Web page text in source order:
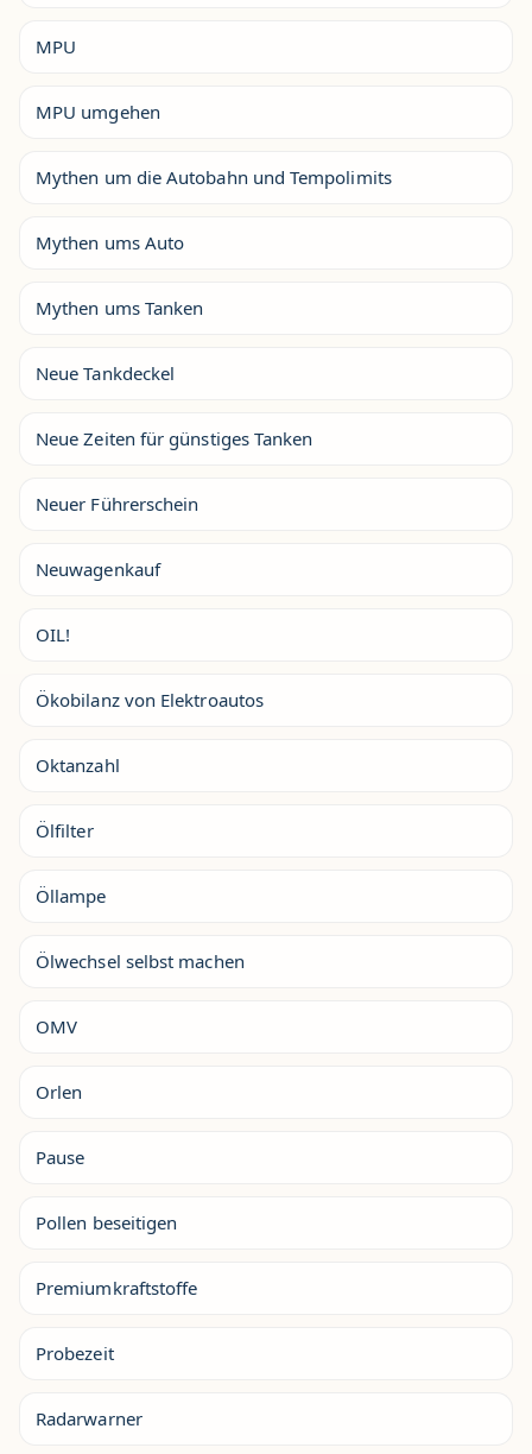
MPU
MPU umgehen
Mythen um die Autobahn und Tempolimits
Mythen ums Auto
Mythen ums Tanken
Neue Tankdeckel
Neue Zeiten für günstiges Tanken
Neuer Führerschein
Neuwagenkauf
OIL!
Ökobilanz von Elektroautos
Oktanzahl
Ölfilter
Öllampe
Ölwechsel selbst machen
OMV
Orlen
Pause
Pollen beseitigen
Premiumkraftstoffe
Probezeit
Radarwarner